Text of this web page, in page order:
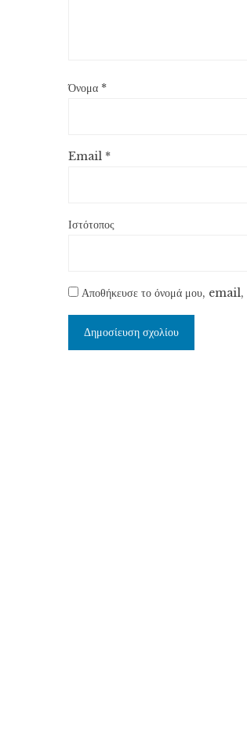
Όνομα *
Email *
Ιστότοπος
Αποθήκευσε το όνομά μου, email,